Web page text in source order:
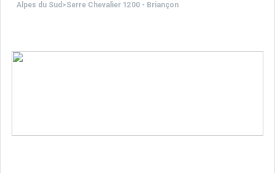
Alpes du Sud >Serre Chevalier 1200 - Briançon